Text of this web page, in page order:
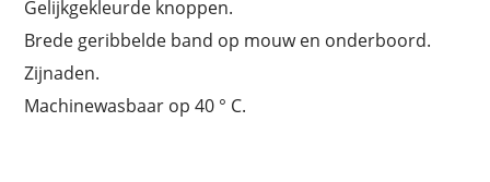
Gelijkgekleurde knoppen.
Brede geribbelde band op mouw en onderboord.
Zijnaden.
Machinewasbaar op 40 ° C.